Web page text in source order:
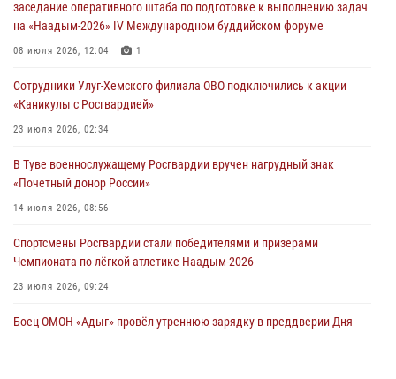
В Туве офицер Росгвардии подвела итоги юбилейного личного
забега
Росгвардеец стал бронзовым призером Чемпионата Тувы по
национальной игре - стрельбе из традиционного лука
заседание оперативного штаба по подготовке к выполнению задач
на «Наадым-2026» IV Международном буддийском форуме
08 июля 2026, 12:04 1
Сотрудники Улуг-Хемского филиала ОВО подключились к акции
«Каникулы с Росгвардией»
23 июля 2026, 02:34
В Туве военнослужащему Росгвардии вручен нагрудный знак
«Почетный донор России»
14 июля 2026, 08:56
Спортсмены Росгвардии стали победителями и призерами
Чемпионата по лёгкой атлетике Наадым-2026
23 июля 2026, 09:24
Боец ОМОН «Адыг» провёл утреннюю зарядку в преддверии Дня